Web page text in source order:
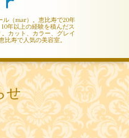
ル（mar）。恵比寿で20年
年以上の経験を積んだス
カット、カラー、グレイ
比寿で人気の美容室。
せ